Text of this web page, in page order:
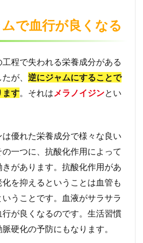
で血行が良くなる
程で失われる栄養成分がある
が、 逆にジャムにすることで
ます。それはメラノイジンとい
優れた栄養成分で様々な良い
一つに、抗酸化作用によって
があります。抗酸化作用があ
を抑えるということは血管も
うことです。血液がサラサラ
が良くなるのです。生活習慣
硬化の予防にもなります。